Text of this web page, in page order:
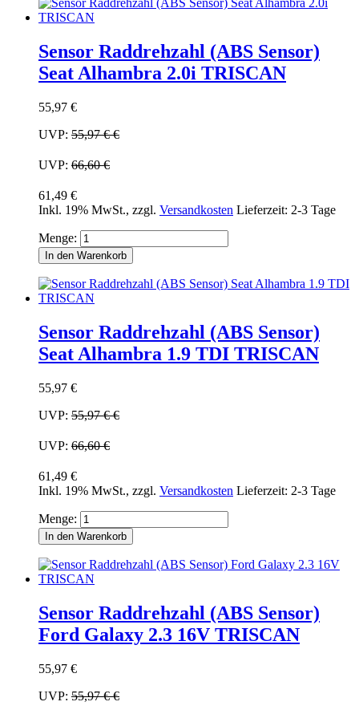
Sensor Raddrehzahl (ABS Sensor)
Seat Alhambra 2.0i TRISCAN
55,97 €
UVP: 55,97 €€
UVP: 66,60 €
61,49 €
Inkl. 19% MwSt., zzgl. Versandkosten Lieferzeit: 2-3 Tage
Menge:
In den Warenkorb
Sensor Raddrehzahl (ABS Sensor)
Seat Alhambra 1.9 TDI TRISCAN
55,97 €
UVP: 55,97 €€
UVP: 66,60 €
61,49 €
Inkl. 19% MwSt., zzgl. Versandkosten Lieferzeit: 2-3 Tage
Menge:
In den Warenkorb
Sensor Raddrehzahl (ABS Sensor)
Ford Galaxy 2.3 16V TRISCAN
55,97 €
UVP: 55,97 €€